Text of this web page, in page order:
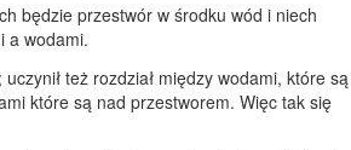
będzie przestwór w środku wód i niech
a wodami.
też rozdział między wodami, które są
które są nad przestworem. Więc tak się